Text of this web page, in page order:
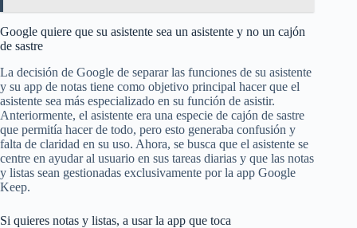
Google quiere que su asistente sea un asistente y no un cajón
de sastre
La decisión de Google de separar las funciones de su asistente
y su app de notas tiene como objetivo principal hacer que el
asistente sea más especializado en su función de asistir.
Anteriormente, el asistente era una especie de cajón de sastre
que permitía hacer de todo, pero esto generaba confusión y
falta de claridad en su uso. Ahora, se busca que el asistente se
centre en ayudar al usuario en sus tareas diarias y que las notas
y listas sean gestionadas exclusivamente por la app Google
Keep.
Si quieres notas y listas, a usar la app que toca